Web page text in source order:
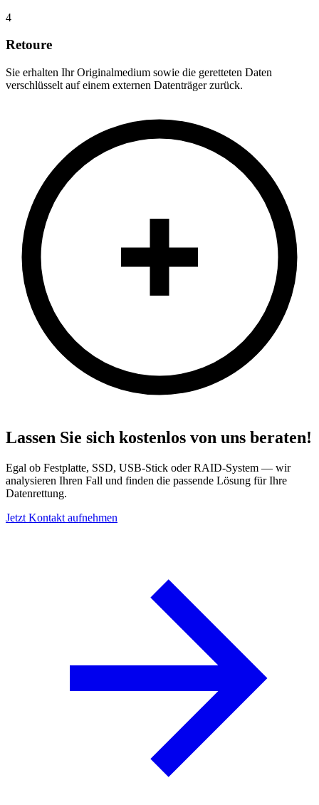
4
Retoure
Sie erhalten Ihr Originalmedium sowie die geretteten Daten
verschlüsselt auf einem externen Datenträger zurück.
Lassen Sie sich kostenlos von uns beraten!
Egal ob Festplatte, SSD, USB-Stick oder RAID-System — wir
analysieren Ihren Fall und finden die passende Lösung für Ihre
Datenrettung.
Jetzt Kontakt aufnehmen